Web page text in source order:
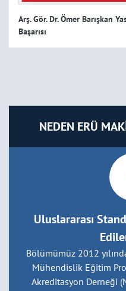
2026
22
2026
Arş. Gör. Dr. Ömer Barışkan
Başarısı
NEDEN ERÜ
En İyi
Yıllık 20 üzeri öğrenci
projeler